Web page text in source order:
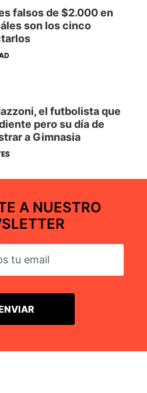
falsos de $2.000 en
son los cinco
el futbolista que
pero su día de
a Gimnasia
A NUESTRO